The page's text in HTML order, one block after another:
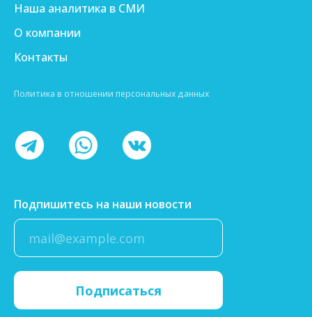
Политика в отношении персональных данных
Наша аналитика в СМИ
О компании
Контакты
Подпишитесь на наши новости
Подписаться